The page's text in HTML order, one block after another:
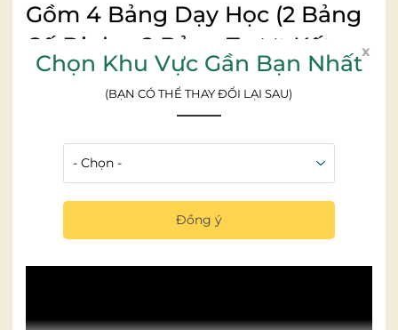
Gồm 4 Bảng Dạy Học (2 Bảng
Cố Đinh – 2 Bảng Trượt Kết
Hợp TIVI) – ( VADOTO-
SSBX04xxxx)
x
Chọn Khu Vực Gần Bạn Nhất
(BẠN CÓ THỂ THAY ĐỔI LẠI SAU)
Đồng ý